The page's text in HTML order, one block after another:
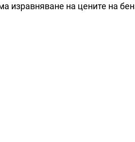
изравняване на цените на